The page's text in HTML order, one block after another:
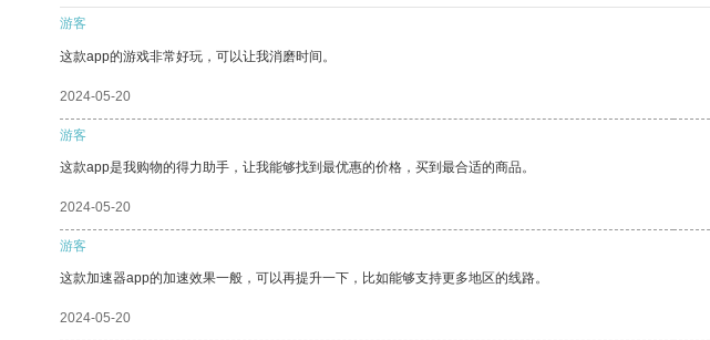
游客
这款app的游戏非常好玩，可以让我消磨时间。
2024-05-20
游客
这款app是我购物的得力助手，让我能够找到最优惠的价格，买到最合适的商品。
2024-05-20
游客
这款加速器app的加速效果一般，可以再提升一下，比如能够支持更多地区的线路。
2024-05-20